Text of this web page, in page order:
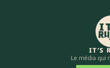
IT’S
Le média qui